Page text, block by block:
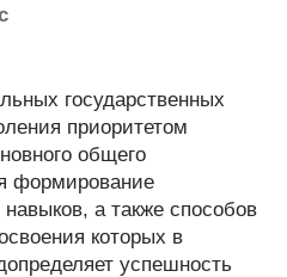
государственных
приоритетом
общего
формирование
а также способов
которых в
успешность